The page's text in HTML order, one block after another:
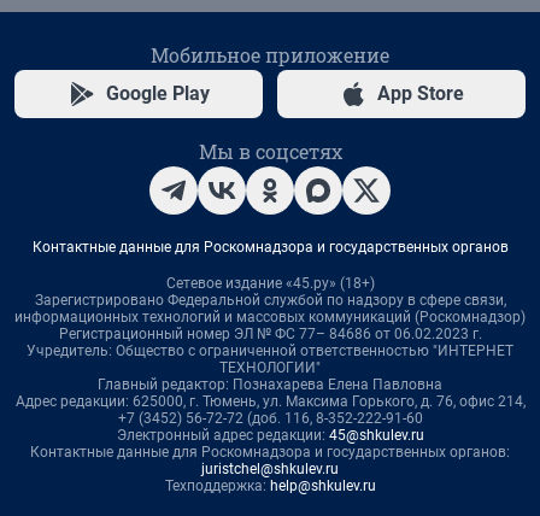
Мобильное приложение
Google Play App Store
Мы в соцсетях
Контактные данные для Роскомнадзора и государственных органов
Сетевое издание «45.ру» (18+)
Зарегистрировано Федеральной службой по надзору в сфере связи,
информационных технологий и массовых коммуникаций (Роскомнадзор)
Регистрационный номер ЭЛ № ФС 77– 84686 от 06.02.2023 г.
Учредитель: Общество с ограниченной ответственностью "ИНТЕРНЕТ
ТЕХНОЛОГИИ"
Главный редактор: Познахарева Елена Павловна
Адрес редакции: 625000, г. Тюмень, ул. Максима Горького, д. 76, офис 214,
+7 (3452) 56-72-72 (доб. 116, 8-352-222-91-60
Электронный адрес редакции: 45@shkulev.ru
Контактные данные для Роскомнадзора и государственных органов:
juristchel@shkulev.ru
Техподдержка: help@shkulev.ru